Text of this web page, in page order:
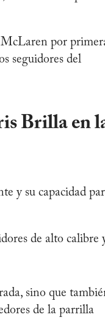
McLaren por
seguidores del
Brilla en
y su capacidad
de alto calibre
sino que
de la parrilla